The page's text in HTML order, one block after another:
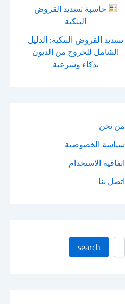
حاسبة تسديد القروض
البنكية
تسديد القروض البنكية: الدليل
الشامل للخروج من الديون
بذكاء وشرعية
من نحن
سياسة الخصوصية
اتفاقية الاستخدام
اتصل بنا
ا
ح
search